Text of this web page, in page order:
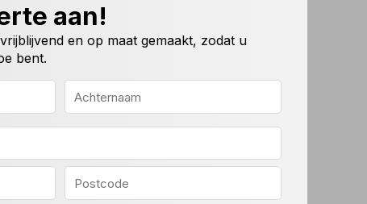
aan!
en op maat gemaakt, zodat u
bent.